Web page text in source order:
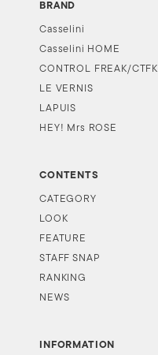
BRAND
Casselini
Casselini HOME
CONTROL FREAK/CTFK
LE VERNIS
LAPUIS
HEY! Mrs ROSE
CONTENTS
CATEGORY
LOOK
FEATURE
STAFF SNAP
RANKING
NEWS
INFORMATION